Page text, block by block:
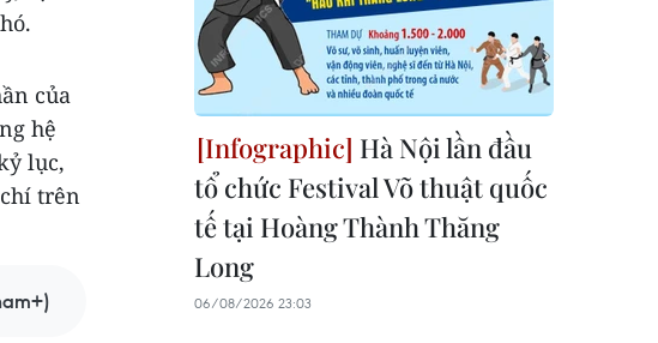
của
hệ
lục,
trên
Hà Nội lần đầu
tổ chức Festival Võ thuật quốc
tế tại Hoàng Thành Thăng
Long
06/08/2026 23:03